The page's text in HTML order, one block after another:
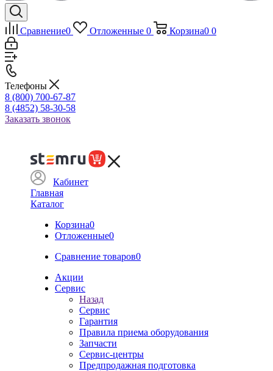
Сравнение0 Отложенные 0 Корзина0 0
Телефоны
8 (800) 700-67-87
8 (4852) 58-30-58
Заказать звонок
Кабинет
Главная
Каталог
Корзина0
Отложенные0
Сравнение товаров0
Акции
Сервис
Назад
Сервис
Гарантия
Правила приема оборудования
Запчасти
Сервис-центры
Предпродажная подготовка